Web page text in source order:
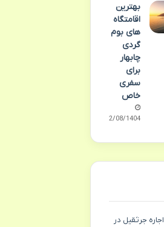
بهترین
اقامتگاه
های بوم
گردی
چابهار
برای
سفری
خاص
02/08/1404
اجاره جرثقیل در